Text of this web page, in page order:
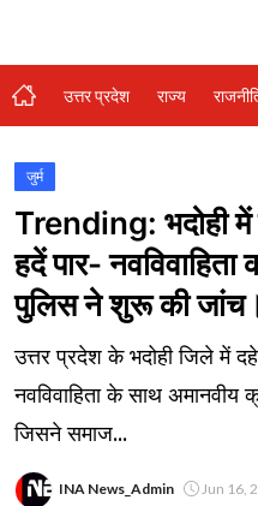
विशेष स्टोरी
अजब गजब
नई दिल्ली
कृषि
टेक्नोलॉजी / बिजनेस
वायरल न्यूज़
उत्तर प्रदेश राज्य
जुर्म
Trending: भदोही
हदें पार-
पुलिस ने शुरू की
उत्तर प्रदेश के भदोही जिले में
नवविवाहिता के साथ अमानवीय
जिसने समाज...
INA News_Admin Jun 16,